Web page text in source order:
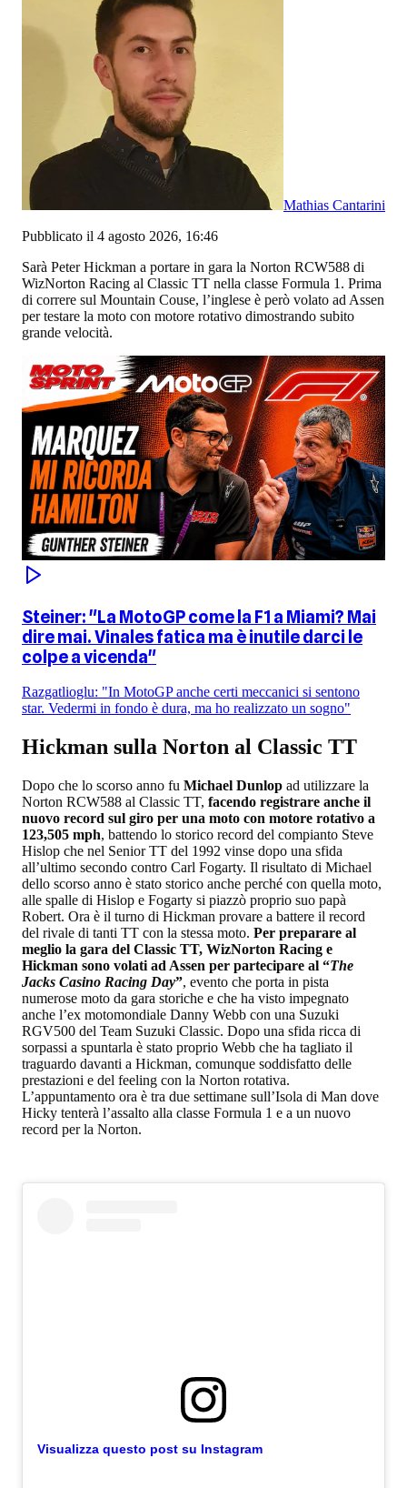
Mathias Cantarini
Pubblicato il 4 agosto 2026, 16:46
Sarà Peter Hickman a portare in gara la Norton RCW588 di
WizNorton Racing al Classic TT nella classe Formula 1. Prima
di correre sul Mountain Couse, l’inglese è però volato ad Assen
per testare la moto con motore rotativo dimostrando subito
grande velocità.
Steiner: "La MotoGP come la F1 a Miami? Mai
dire mai. Vinales fatica ma è inutile darci le
colpe a vicenda"
Razgatlioglu: "In MotoGP anche certi meccanici si sentono
star. Vedermi in fondo è dura, ma ho realizzato un sogno"
Hickman sulla Norton al Classic TT
Dopo che lo scorso anno fu Michael Dunlop ad utilizzare la
Norton RCW588 al Classic TT, facendo registrare anche il
nuovo record sul giro per una moto con motore rotativo a
123,505 mph, battendo lo storico record del compianto Steve
Hislop che nel Senior TT del 1992 vinse dopo una sfida
all’ultimo secondo contro Carl Fogarty. Il risultato di Michael
dello scorso anno è stato storico anche perché con quella moto,
alle spalle di Hislop e Fogarty si piazzò proprio suo papà
Robert. Ora è il turno di Hickman provare a battere il record
del rivale di tanti TT con la stessa moto. Per preparare al
meglio la gara del Classic TT, WizNorton Racing e
Hickman sono volati ad Assen per partecipare al “The
Jacks Casino Racing Day”, evento che porta in pista
numerose moto da gara storiche e che ha visto impegnato
anche l’ex motomondiale Danny Webb con una Suzuki
RGV500 del Team Suzuki Classic. Dopo una sfida ricca di
sorpassi a spuntarla è stato proprio Webb che ha tagliato il
traguardo davanti a Hickman, comunque soddisfatto delle
prestazioni e del feeling con la Norton rotativa.
L’appuntamento ora è tra due settimane sull’Isola di Man dove
Hicky tenterà l’assalto alla classe Formula 1 e a un nuovo
record per la Norton.
Visualizza questo post su Instagram